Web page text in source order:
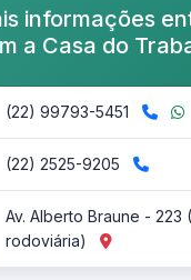
informações
a Casa do
(22) 99793-5451
(22) 2525-9205
Av. Alberto Braune - 223
rodoviária)